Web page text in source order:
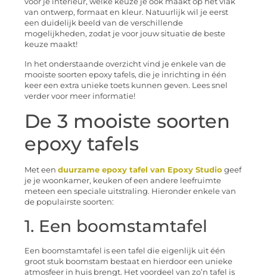
van ontwerp, formaat en kleur. Natuurlijk wil je eerst
een duidelijk beeld van de verschillende
mogelijkheden, zodat je voor jouw situatie de beste
keuze maakt!
In het onderstaande overzicht vind je enkele van de
mooiste soorten epoxy tafels, die je inrichting in één
keer een extra unieke toets kunnen geven. Lees snel
verder voor meer informatie!
De 3 mooiste soorten
epoxy tafels
Met een duurzame epoxy tafel van Epoxy Studio geef
je je woonkamer, keuken of een andere leefruimte
meteen een speciale uitstraling. Hieronder enkele van
de populairste soorten:
1. Een boomstamtafel
Een boomstamtafel is een tafel die eigenlijk uit één
groot stuk boomstam bestaat en hierdoor een unieke
atmosfeer in huis brengt. Het voordeel van zo’n tafel is